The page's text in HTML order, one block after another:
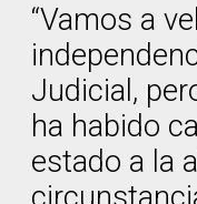
“Vamos a
Judicial,
ha habido
estado a la